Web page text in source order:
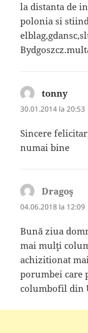
la distanta de
polonia si
tonny
30.01.2014 la 20:53
Sincere
numai bine
Dragoş
04.06.2018 la 12:09
Bună ziua
mai mulţi
achizitionat
porumbei care
columbofil din